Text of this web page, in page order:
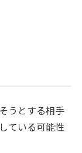
うとする相手
ている可能性